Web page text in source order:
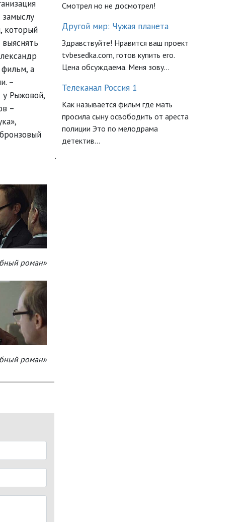
который
а
–
у Рыжовой,
–
роман»
роман»
Смотрел но не досмотрел!
Другой мир: Чужая планета
Здравствуйте! Нравится ваш проект
tvbesedka.com, готов купить его.
Цена обсуждаема. Меня зову...
Телеканал Россия 1
Как называется фильм где мать
просила сыну освободить от ареста
полиции Это по мелодрама
детектив...
`